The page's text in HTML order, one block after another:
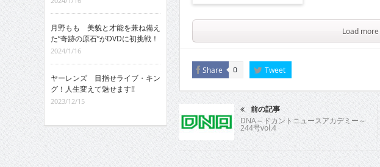
Load
Share 0 Tweet
前の記事
DNA～ドカントニュースアカデミー～
244号vol.4
月野もも 美貌と才能を兼ね備え
た“奇跡の原石”がDVDに初挑戦！
2024/1/16
ヤーレンズ 目指せライブ・キン
グ！人生変えて魅せます!!
2023/12/15